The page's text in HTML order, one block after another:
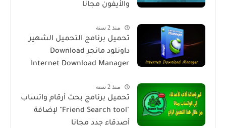
والأيفون مجانا
منذ 2 سنة
تحميل برنامج التحميل الشهير
داونلود مانجر Download
Internet Download Manager
منذ 2 سنة
تحميل برنامج بحث أرقام واتساب
"Friend Search tool" لإضافة
أصدقاء جدد مجانا